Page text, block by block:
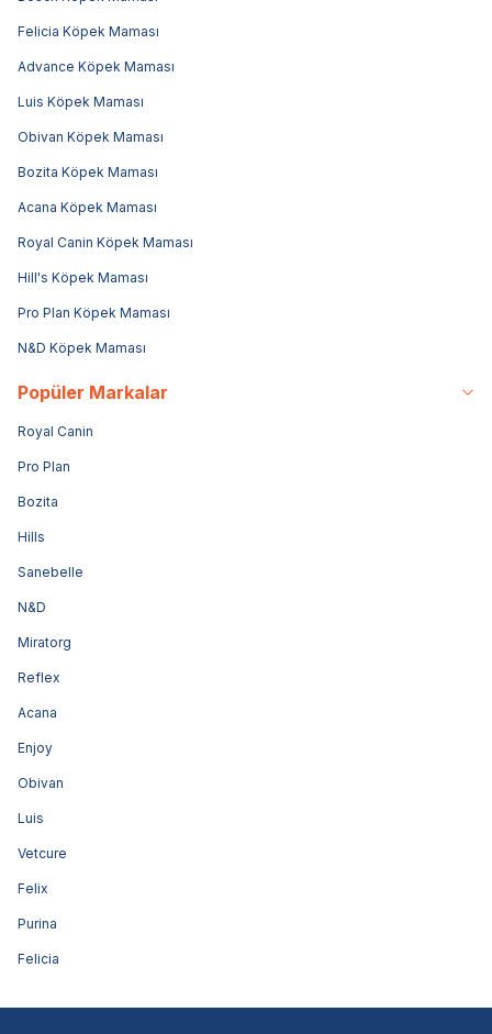
Felicia Köpek Maması
Advance Köpek Maması
Luis Köpek Maması
Obivan Köpek Maması
Bozita Köpek Maması
Acana Köpek Maması
Royal Canin Köpek Maması
Hill's Köpek Maması
Pro Plan Köpek Maması
N&D Köpek Maması
Popüler Markalar
Royal Canin
Pro Plan
Bozita
Hills
Sanebelle
N&D
Miratorg
Reflex
Acana
Enjoy
Obivan
Luis
Vetcure
Felix
Purina
Felicia